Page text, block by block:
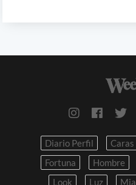
Diario Perfil Caras
Fortuna
Hombre
Look
Luz Mia